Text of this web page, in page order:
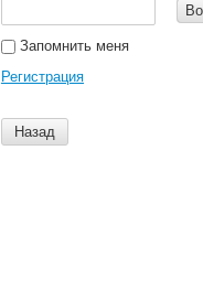
Запомнить меня
Регистрация
Назад